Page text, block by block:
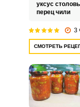
уксус
перец чили
3
СМОТРЕТЬ